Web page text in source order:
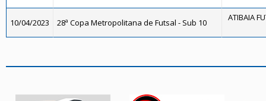
10/04/2023 28ª Copa Metropolitana de Futsal - Sub 10 ATIBAIA